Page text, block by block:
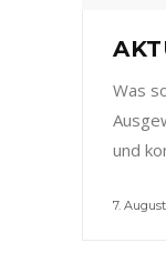
Was
und
7.